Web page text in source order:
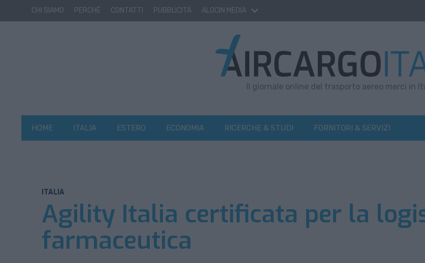
CHI SIAMO PERCHÈ CONTATTI PUBBLICITÀ ALOCIN MEDIA
Il giornale online del trasporto aereo merci in
HOME ITALIA ESTERO ECONOMIA RICERCHE & STUDI FORNITORI & SERVIZI
ITALIA
Agility Italia certificata per la
farmaceutica